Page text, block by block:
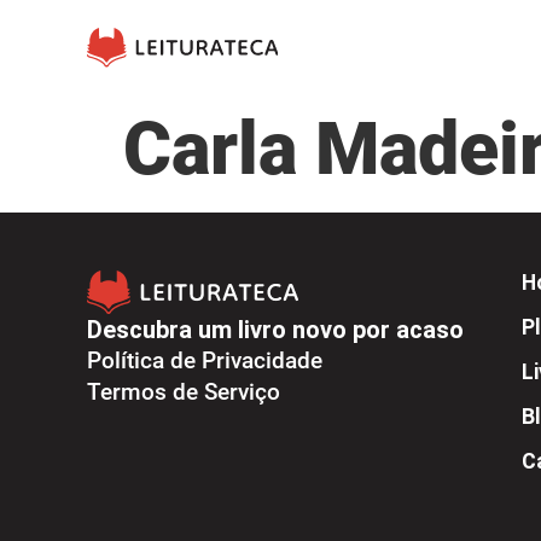
Carla
Descubra um livro novo por acaso
Política de Privacidade
Termos de Serviço